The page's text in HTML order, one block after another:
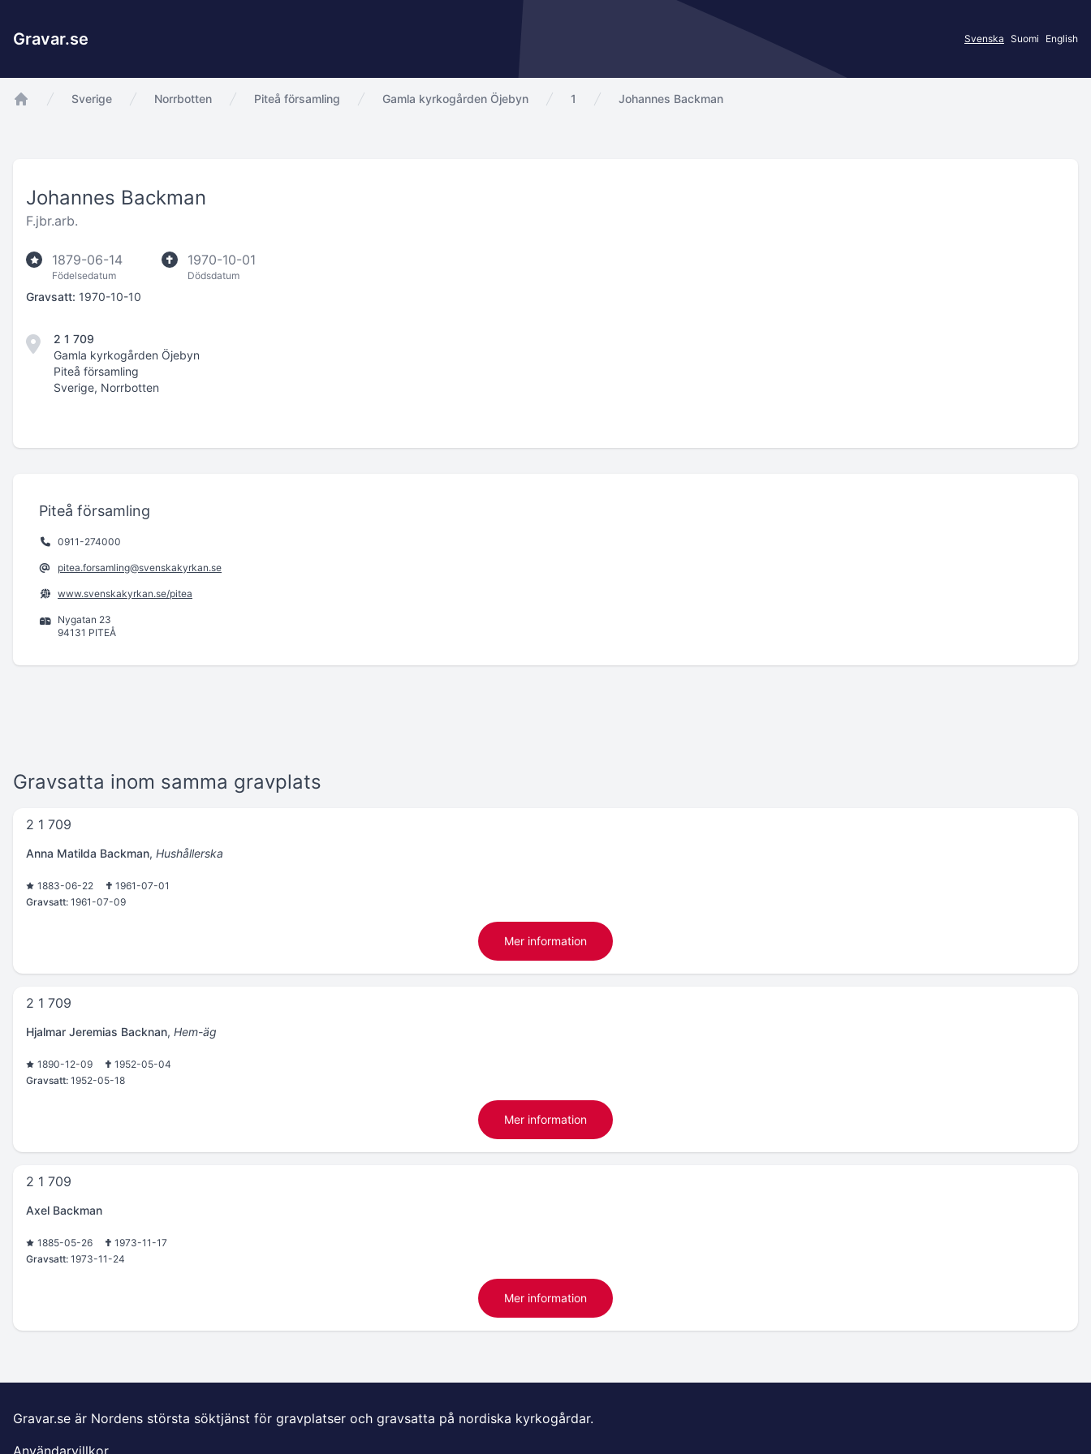
Gravar.se Svenska Suomi English
Sverige Norrbotten Piteå församling Gamla kyrkogården Öjebyn 1 Johannes Backman
Johannes Backman
F.jbr.arb.
1879-06-14
Födelsedatum
1970-10-01
Dödsdatum
Gravsatt: 1970-10-10
2 1 709
Gamla kyrkogården Öjebyn
Piteå församling
Sverige, Norrbotten
Piteå församling
0911-274000
pitea.forsamling@svenskakyrkan.se
www.svenskakyrkan.se/pitea
Nygatan 23
94131 PITEÅ
Gravsatta inom samma gravplats
2 1 709
Anna Matilda Backman, Hushållerska
1883-06-22
1961-07-01
Gravsatt: 1961-07-09
Mer information
2 1 709
Hjalmar Jeremias Backnan, Hem-äg
1890-12-09
1952-05-04
Gravsatt: 1952-05-18
Mer information
2 1 709
Axel Backman
1885-05-26
1973-11-17
Gravsatt: 1973-11-24
Mer information
Gravar.se är Nordens största söktjänst för gravplatser och gravsatta på nordiska kyrkogårdar.
Användarvillkor